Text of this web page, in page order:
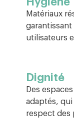
Matériaux
utilisateurs
Dignité
Des
adaptés,
respect des